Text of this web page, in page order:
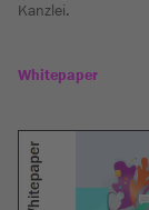
Kanzlei.
Whitepaper